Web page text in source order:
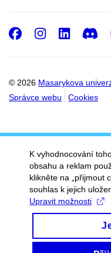
© 2026 Masarykova
Správce webu
Cookies
Facebook
K vyhodnocování
obsahu a reklam
klikněte na „přijmout
souhlas k jejich
Upravit možnosti